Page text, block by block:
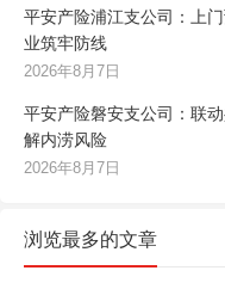
平安产险浦江支公司：上
业筑牢防线
2026年8月7日
平安产险磐安支公司：联
解内涝风险
2026年8月7日
浏览最多的文章